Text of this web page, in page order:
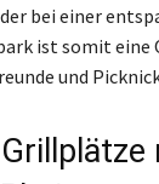
bei einer
ist somit eine
und